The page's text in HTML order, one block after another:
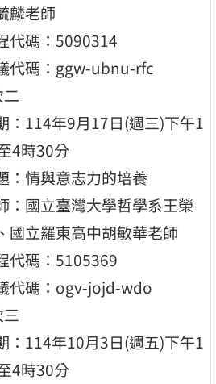
麟老師
代碼：5090314
代碼：ggw-ubnu-rfc
：114年9月17日(週三)下午1
4時30分
：情與意志力的培養
：國立臺灣大學哲學系王榮
國立羅東高中胡敏華老師
代碼：5105369
代碼：ogv-jojd-wdo
：114年10月3日(週五)下午1
4時30分